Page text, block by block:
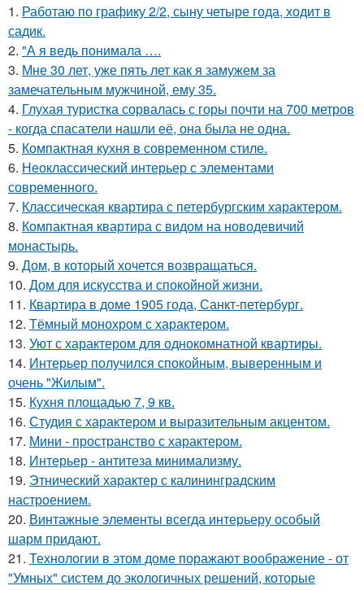
1. Работаю по графику 2/2, сыну четыре года, ходит в
садик.
2. "А я ведь понимала ….
3. Мне 30 лет, уже пять лет как я замужем за
замечательным мужчиной, ему 35.
4. Глухая туристка сорвалась с горы почти на 700 метров
- когда спасатели нашли её, она была не одна.
5. Компактная кухня в современном стиле.
6. Неоклассический интерьер с элементами
современного.
7. Классическая квартира с петербургским характером.
8. Компактная квартира с видом на новодевичий
монастырь.
9. Дом, в который хочется возвращаться.
10. Дом для искусства и спокойной жизни.
11. Квартира в доме 1905 года, Санкт-петербург.
12. Тёмный монохром с характером.
13. Уют с характером для однокомнатной квартиры.
14. Интерьер получился спокойным, выверенным и
очень "Жилым".
15. Кухня площадью 7, 9 кв.
16. Студия с характером и выразительным акцентом.
17. Мини - пространство с характером.
18. Интерьер - антитеза минимализму.
19. Этнический характер с калининградским
настроением.
20. Винтажные элементы всегда интерьеру особый
шарм придают.
21. Технологии в этом доме поражают воображение - от
"Умных" систем до экологичных решений, которые